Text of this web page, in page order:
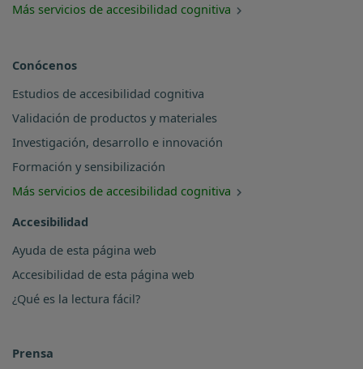
Más servicios de accesibilidad cognitiva
Conócenos
Estudios de accesibilidad cognitiva
Validación de productos y materiales
Investigación, desarrollo e innovación
Formación y sensibilización
Más servicios de accesibilidad cognitiva
Accesibilidad
Ayuda de esta página web
Accesibilidad de esta página web
¿Qué es la lectura fácil?
Prensa